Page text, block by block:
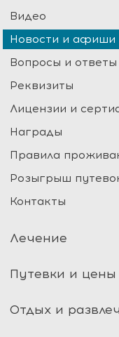
Видео
Новости и афиши
Вопросы и ответы
Реквизиты
Лицензии и
Награды
Правила
Розыгрыш
Контакты
Лечение
Путевки и цены
Отдых и